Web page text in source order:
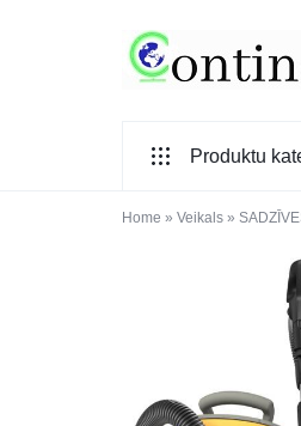
PREČU
Produktu
SADZĪVES
IEBŪVĒJAMĀ
MAZĀ SADZĪVES
ELEKTRONIKA, TV
TELEFONI
Home » Veikals »